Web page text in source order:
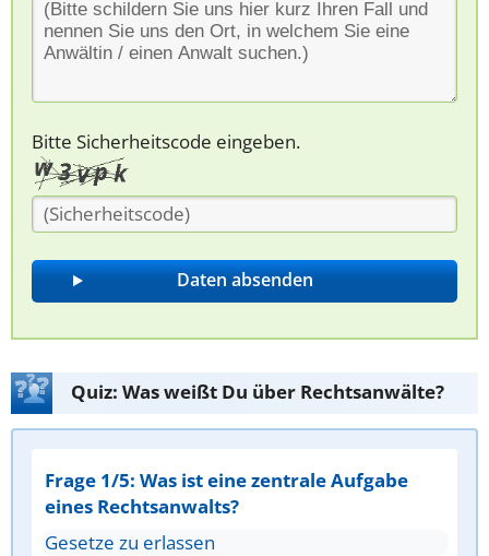
Bitte Sicherheitscode eingeben.
Quiz: Was weißt Du über Rechtsanwälte?
Frage 1/5: Was ist eine zentrale Aufgabe
eines Rechtsanwalts?
Gesetze zu erlassen